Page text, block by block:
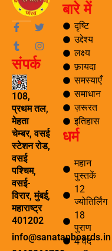
F
a
c
e
b
o
o
k
-
f
T
i
t
T
u
m
b
l
r
I
s
a
m
संपर्क
108,
प्रथम तल,
मेहता
चेम्बर, वसई
स्टेशन रोड,
वसई
पश्चिम,
वसई-
विरार, मुंबई,
महाराष्ट्र
401202
info@sanatanboards.in
बारे में
दृष्टि
उद्देश्य
लक्ष्य
फ़ायदा
समस्याएँ
समाधान
ज़रूरत
इतिहास
धर्म
महान
पुस्तकें
12
ज्योतिर्लिंग
18
पुराण
4 वेद